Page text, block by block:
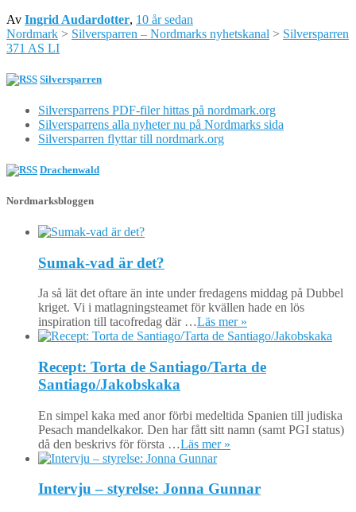
Av Ingrid Audardotter, 10 årsedan
Nordmark > Silversparren – Nordmarks nyhetskanal > Silversparren
371 AS LI
Silversparren
Silversparrens PDF-filer hittas på nordmark.org
Silversparrens alla nyheter nu på Nordmarks sida
Silversparren flyttar till nordmark.org
Drachenwald
Nordmarksbloggen
Sumak-vad är det?
Ja så lät det oftare än inte under fredagens middag på Dubbel
kriget. Vi i matlagningsteamet för kvällen hade en lös
inspiration till tacofredag där …Läs mer »
Recept: Torta de Santiago/Tarta de
Santiago/Jakobskaka
En simpel kaka med anor förbi medeltida Spanien till judiska
Pesach mandelkakor. Den har fått sitt namn (samt PGI status)
då den beskrivs för första …Läs mer »
Intervju – styrelse: Jonna Gunnar